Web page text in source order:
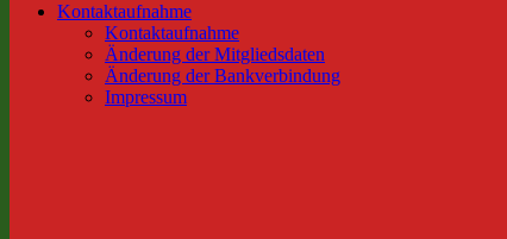
Kontaktaufnahme
Kontaktaufnahme
Änderung der Mitgliedsdaten
Änderung der Bankverbindung
Impressum